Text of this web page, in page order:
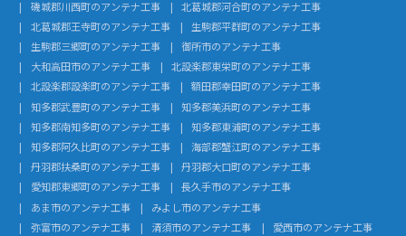
磯城郡川西町のアンテナ工事
北葛城郡河合町のアンテナ工事
北葛城郡王寺町のアンテナ工事
生駒郡平群町のアンテナ工事
生駒郡三郷町のアンテナ工事
御所市のアンテナ工事
大和高田市のアンテナ工事
北設楽郡東栄町のアンテナ工事
北設楽郡設楽町のアンテナ工事
額田郡幸田町のアンテナ工事
知多郡武豊町のアンテナ工事
知多郡美浜町のアンテナ工事
知多郡南知多町のアンテナ工事
知多郡東浦町のアンテナ工事
知多郡阿久比町のアンテナ工事
海部郡蟹江町のアンテナ工事
丹羽郡扶桑町のアンテナ工事
丹羽郡大口町のアンテナ工事
愛知郡東郷町のアンテナ工事
長久手市のアンテナ工事
あま市のアンテナ工事
みよし市のアンテナ工事
弥富市のアンテナ工事
清須市のアンテナ工事
愛西市のアンテナ工事